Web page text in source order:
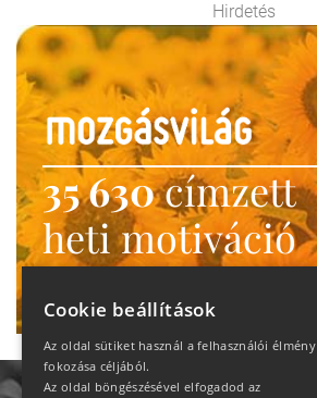
Hirdetés
35 630címzett
heti motiváció
Ne maradj le!
Cookie beállítások
Az oldal sütiket használ a felhasználói élmény
fokozása céljából.
Az oldal böngészésével elfogadod az